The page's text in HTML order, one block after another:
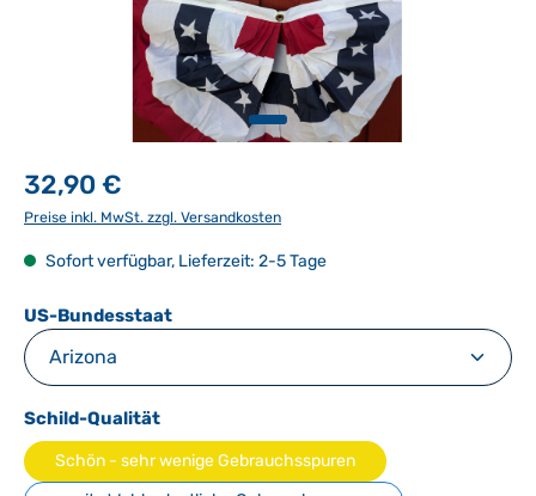
32,90 €
Preise inkl. MwSt. zzgl. Versandkosten
Sofort verfügbar, Lieferzeit: 2-5 Tage
US-Bundesstaatauswählen
Schild-Qualitätauswählen
Schön - sehr wenige Gebrauchsspuren